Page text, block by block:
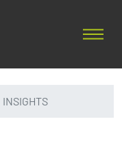
INSIGHTS